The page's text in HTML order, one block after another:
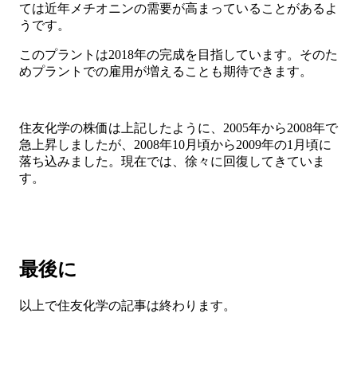
ては近年メチオニンの需要が高まっていることがあるよ
うです。
このプラントは2018年の完成を目指しています。そのた
めプラントでの雇用が増えることも期待できます。
住友化学の株価は上記したように、2005年から2008年で
急上昇しましたが、2008年10月頃から2009年の1月頃に
落ち込みました。現在では、徐々に回復してきていま
す。
最後に
以上で住友化学の記事は終わります。